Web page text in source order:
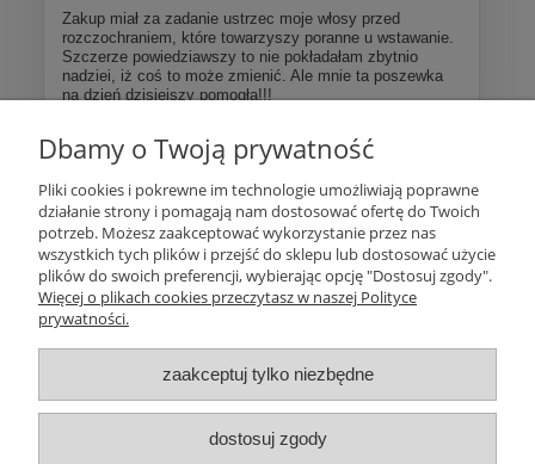
Zakup miał za zadanie ustrzec moje włosy przed
rozczochraniem, które towarzyszy poranne u wstawanie.
Szczerze powiedziawszy to nie pokładałam zbytnio
nadziei, iż coś to może zmienić. Ale mnie ta poszewka
na dzień dzisiejszy pomogła!!!
Więcej opinii
Pomoc
Moje konto
Płatności i dostawa
Informacje
Dbamy o Twoją prywatność
Pliki cookies i pokrewne im technologie umożliwiają poprawne
działanie strony i pomagają nam dostosować ofertę do Twoich
potrzeb. Możesz zaakceptować wykorzystanie przez nas
wszystkich tych plików i przejść do sklepu lub dostosować użycie
plików do swoich preferencji, wybierając opcję "Dostosuj zgody".
Więcej o plikach cookies przeczytasz w naszej Polityce
prywatności.
zaakceptuj tylko niezbędne
dostosuj zgody